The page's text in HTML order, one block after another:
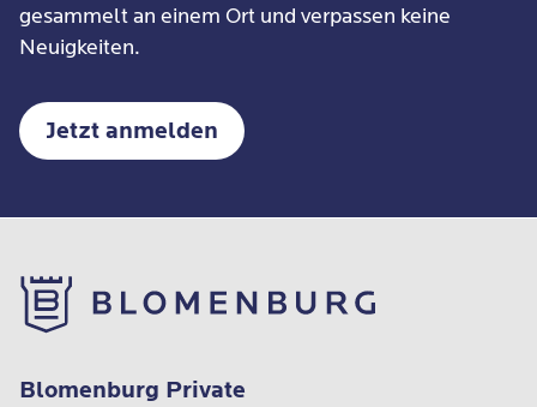
gesammelt an einem Ort und verpassen keine
Neuigkeiten.
Jetzt anmelden
Blomenburg Private